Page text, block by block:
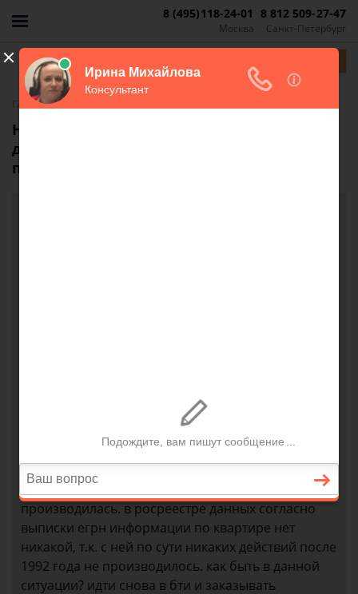
Москва
8 (495)118-24-01
Санкт-Петербург
8 812 509-27-47
Главная-FAQ
Несовпадение площади квартиры в
договоре соц найма и в техническом
паспорте
техпаспорт. но в итоге оказалось что согласно
техпаспорту площадь квартиры 52.6 квадратных
метра. техник БТИ на адрес не выезжал, так как
вся информация в архивах бти была,
перепланировка с момента постройки дома не
производилась. в росреестре данных согласно
выписки егрн информации по квартире нет
никакой, т.к. с ней по сути никаких действий после
1992 года не производилось. как быть в данной
ситуации? идти снова в бти и заказывать